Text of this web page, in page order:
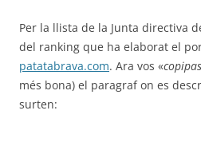
Per la llista de la Junta directiva
del ranking que ha elaborat el
patatabrava.com. Ara vos «
més bona) el paragraf on es
surten: